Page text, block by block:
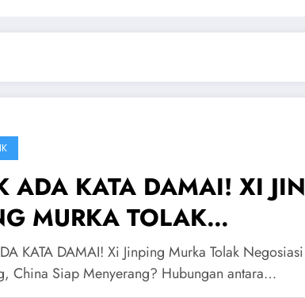
ADA KATA DAMAI! XI JIN
MURKA TOLAK
JEPANG, CHINA
MENYERANG?
KATA DAMAI! Xi Jinping Murka Tolak Negosiasi
China Siap Menyerang? Hubungan antara…